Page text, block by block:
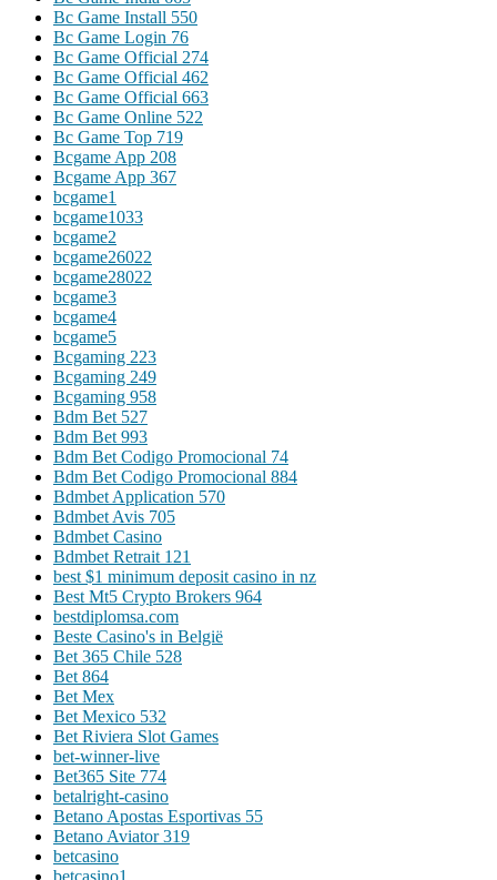
Bc Game Install 550
Bc Game Login 76
Bc Game Official 274
Bc Game Official 462
Bc Game Official 663
Bc Game Online 522
Bc Game Top 719
Bcgame App 208
Bcgame App 367
bcgame1
bcgame1033
bcgame2
bcgame26022
bcgame28022
bcgame3
bcgame4
bcgame5
Bcgaming 223
Bcgaming 249
Bcgaming 958
Bdm Bet 527
Bdm Bet 993
Bdm Bet Codigo Promocional 74
Bdm Bet Codigo Promocional 884
Bdmbet Application 570
Bdmbet Avis 705
Bdmbet Casino
Bdmbet Retrait 121
best $1 minimum deposit casino in nz
Best Mt5 Crypto Brokers 964
bestdiplomsa.com
Beste Casino's in België
Bet 365 Chile 528
Bet 864
Bet Mex
Bet Mexico 532
Bet Riviera Slot Games
bet-winner-live
Bet365 Site 774
betalright-casino
Betano Apostas Esportivas 55
Betano Aviator 319
betcasino
betcasino1